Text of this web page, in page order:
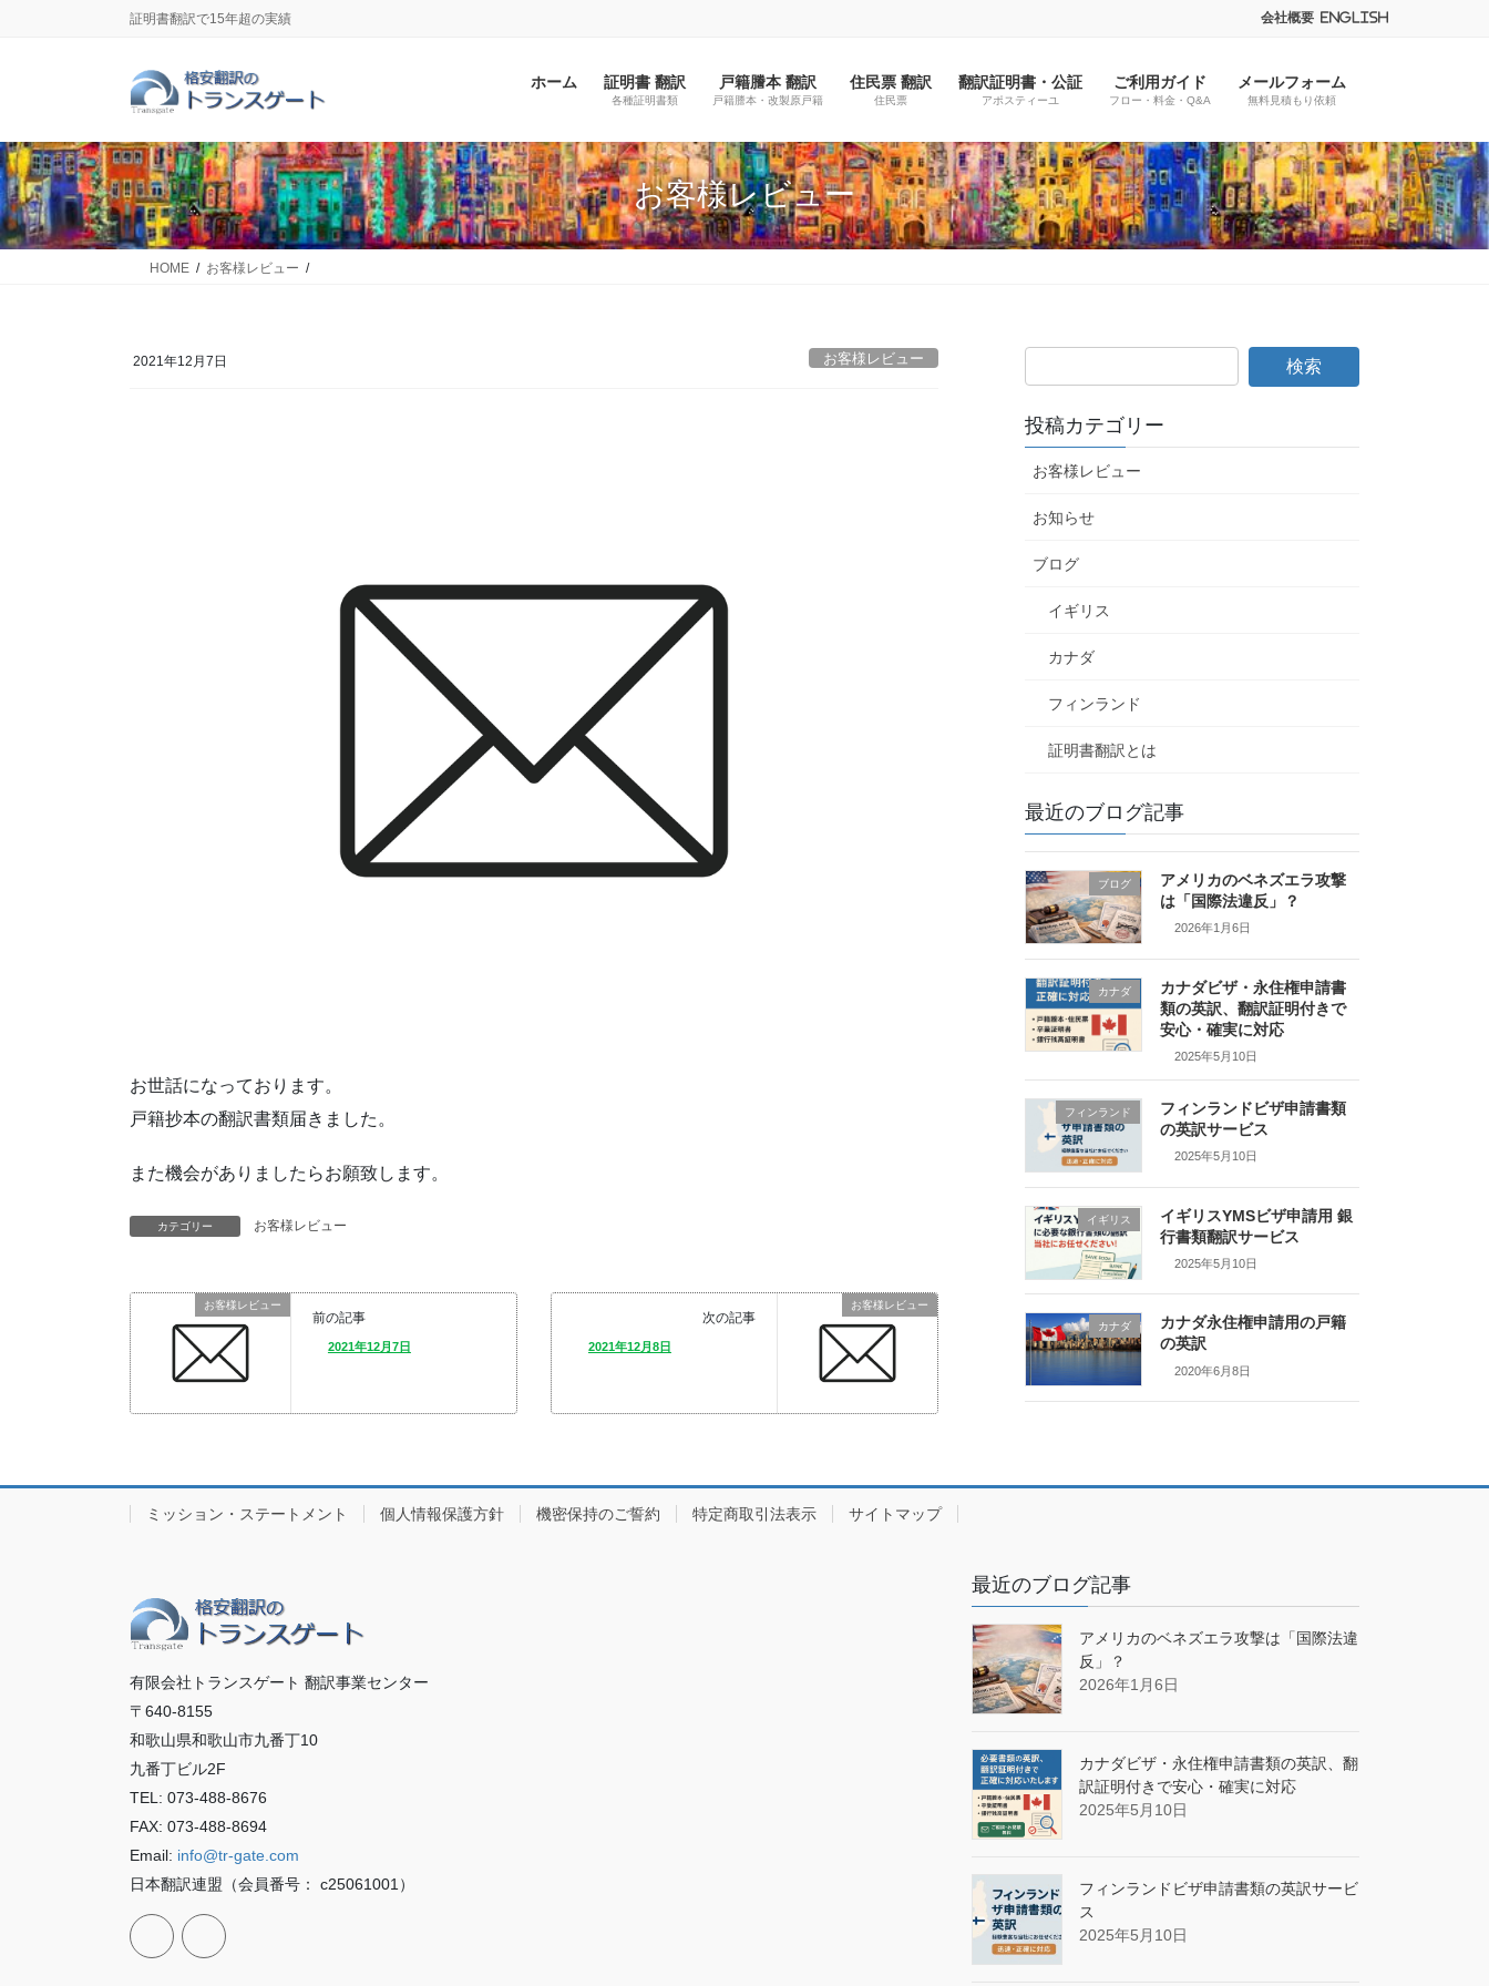
に
移
動
ョ
ン
に
移
動
証明書翻訳で15年超の実績 会社概要 English
ホーム 証明書 翻訳
各種証明書類
戸籍謄本 翻訳
戸籍謄本・改製原戸籍
住民票 翻訳
住民票
翻訳証明書・公証
アポスティーユ
ご利用ガイド
フロー・料金・Q&A
メールフォーム
無料見積もり依頼
お客様レビュー
HOME お客様レビュー
2021年12月7日 お客様レビュー
お世話になっております。
戸籍抄本の翻訳書類届きました。
また機会がありましたらお願致します。
カテゴリー お客様レビュー
お客様レビュー
前の記事
2021年12月7日
お客様レビュー
次の記事
2021年12月8日
投稿カテゴリー
お客様レビュー
お知らせ
ブログ
イギリス
カナダ
フィンランド
証明書翻訳とは
最近のブログ記事
ブログ
アメリカのベネズエラ攻撃
は「国際法違反」？
2026年1月6日
カナダ
カナダビザ・永住権申請書
類の英訳、翻訳証明付きで
安心・確実に対応
2025年5月10日
フィンランド
フィンランドビザ申請書類
の英訳サービス
2025年5月10日
イギリス
イギリスYMSビザ申請用 銀
行書類翻訳サービス
2025年5月10日
カナダ
カナダ永住権申請用の戸籍
の英訳
2020年6月8日
ミッション・ステートメント 個人情報保護方針 機密保持のご誓約 特定商取引法表示 サイトマップ
有限会社トランスゲート 翻訳事業センター
〒640-8155
和歌山県和歌山市九番丁10
九番丁ビル2F
TEL: 073-488-8676
FAX: 073-488-8694
Email: info@tr-gate.com
日本翻訳連盟（会員番号： c25061001）
最近のブログ記事
アメリカのベネズエラ攻撃は「国際法違
反」？
2026年1月6日
カナダビザ・永住権申請書類の英訳、翻
訳証明付きで安心・確実に対応
2025年5月10日
フィンランドビザ申請書類の英訳サービ
ス
2025年5月10日